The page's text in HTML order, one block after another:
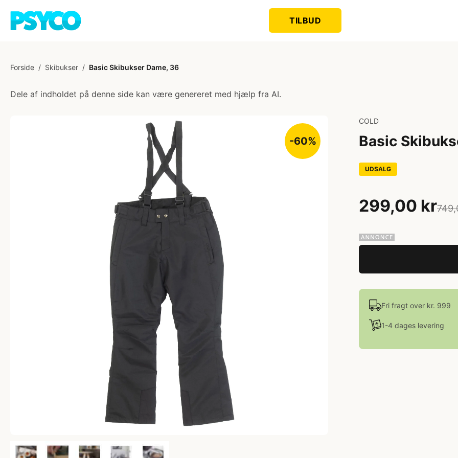
TILBUD
Forside / Skibukser / Basic Skibukser Dame, 36
Dele af indholdet på denne side kan være genereret med hjælp fra AI.
-60%
COLD
Basic
UDSALG
299,00 kr
Fri fragt over kr. 999
1-4 dages levering